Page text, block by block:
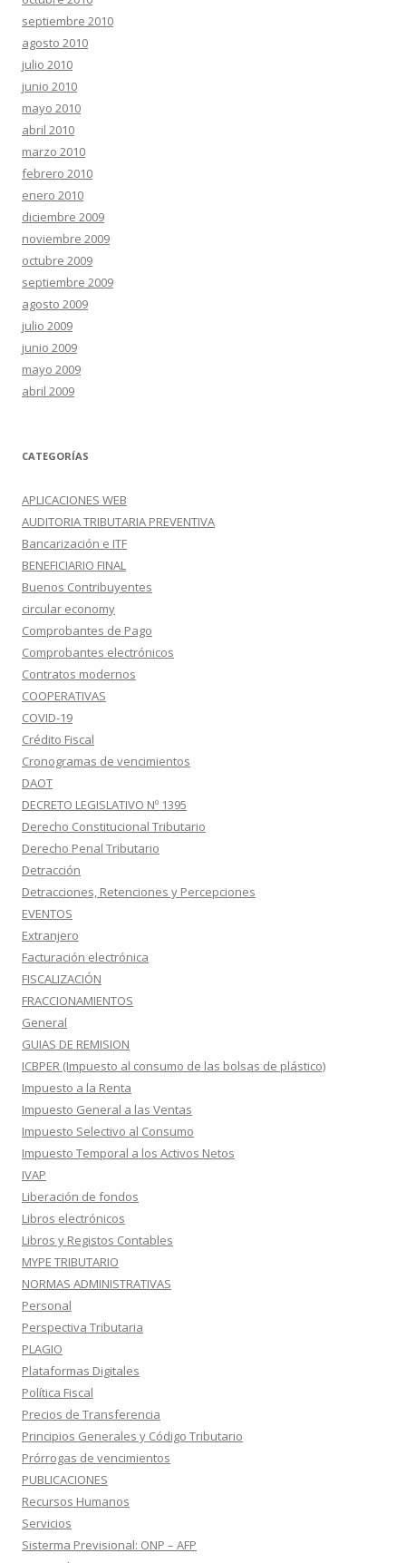
septiembre 2010
agosto 2010
julio 2010
junio 2010
mayo 2010
abril 2010
marzo 2010
febrero 2010
enero 2010
diciembre 2009
noviembre 2009
octubre 2009
septiembre 2009
agosto 2009
julio 2009
junio 2009
mayo 2009
abril 2009
CATEGORÍAS
APLICACIONES WEB
AUDITORIA TRIBUTARIA PREVENTIVA
Bancarización e ITF
BENEFICIARIO FINAL
Buenos Contribuyentes
circular economy
Comprobantes de Pago
Comprobantes electrónicos
Contratos modernos
COOPERATIVAS
COVID-19
Crédito Fiscal
Cronogramas de vencimientos
DAOT
DECRETO LEGISLATIVO Nº 1395
Derecho Constitucional Tributario
Derecho Penal Tributario
Detracción
Detracciones, Retenciones y Percepciones
EVENTOS
Extranjero
Facturación electrónica
FISCALIZACIÓN
FRACCIONAMIENTOS
General
GUIAS DE REMISION
ICBPER (Impuesto al consumo de las bolsas de plástico)
Impuesto a la Renta
Impuesto General a las Ventas
Impuesto Selectivo al Consumo
Impuesto Temporal a los Activos Netos
IVAP
Liberación de fondos
Libros electrónicos
Libros y Registos Contables
MYPE TRIBUTARIO
NORMAS ADMINISTRATIVAS
Personal
Perspectiva Tributaria
PLAGIO
Plataformas Digitales
Política Fiscal
Precios de Transferencia
Principios Generales y Código Tributario
Prórrogas de vencimientos
PUBLICACIONES
Recursos Humanos
Servicios
Sisterma Previsional: ONP – AFP